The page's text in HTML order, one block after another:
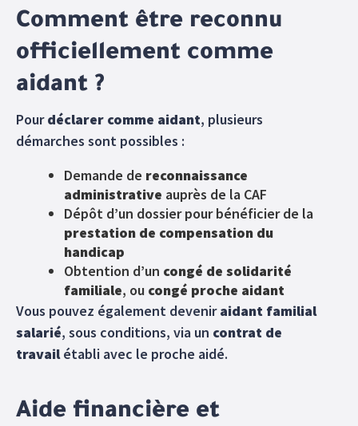
Comment être reconnu
officiellement comme
aidant ?
Pourdéclarer comme aidant, plusieurs
démarches sont possibles :
Demande de reconnaissance
administrative auprès de la CAF
Dépôt d’un dossier pour bénéficier de la
prestation de compensation du
handicap
Obtention d’un congé de solidarité
familiale, ou congé proche aidant
Vous pouvez également deveniraidant familial
salarié, sous conditions, via un contrat de
travailétabli avec le proche aidé.
Aide financière et